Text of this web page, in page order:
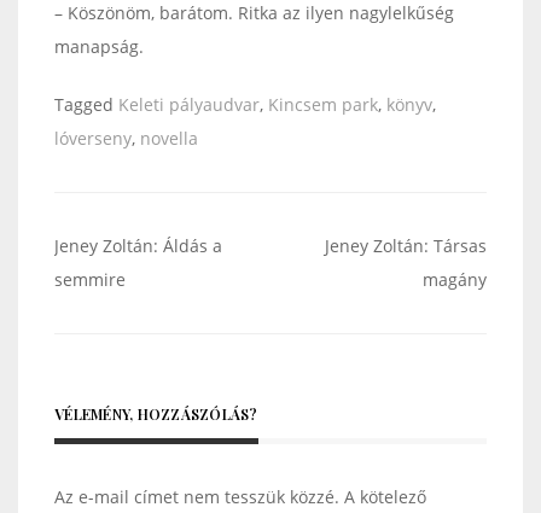
– Köszönöm, barátom. Ritka az ilyen nagylelkűség
manapság.
Tagged Keleti pályaudvar, Kincsem park, könyv,
lóverseny, novella
Bejegyzés
navigáció
Jeney Zoltán: Áldás a
semmire
Jeney Zoltán: Társas
magány
VÉLEMÉNY, HOZZÁSZÓLÁS?
Az e-mail címet nem tesszük közzé. A kötelező